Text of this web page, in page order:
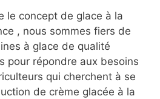
le concept de glace à la
, nous sommes fiers de
à glace de qualité
pour répondre aux besoins
qui cherchent à se
de crème glacée à la